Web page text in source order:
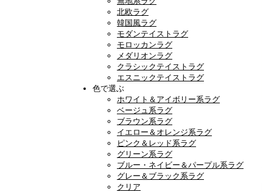
北欧ラグ
韓国風ラグ
モダンテイストラグ
モロッカンラグ
メダリオンラグ
クラシックテイストラグ
エスニックテイストラグ
色で選ぶ
ホワイト＆アイボリー系ラグ
ベージュ系ラグ
ブラウン系ラグ
イエロー＆オレンジ系ラグ
ピンク＆レッド系ラグ
グリーン系ラグ
ブルー・ネイビー＆パープル系ラグ
グレー＆ブラック系ラグ
クリア